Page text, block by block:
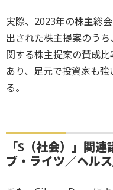
実際、2023年の株主総
出された株主提案のう
関する株主提案の賛成
あり、足元で投資家も
る。
「S（社会）」関
ブ ・ ライツ／ヘル